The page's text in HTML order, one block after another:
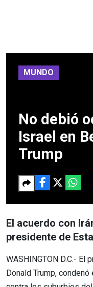
MUNDO
No debió
Israel en
Trump
El acuerdo con
presidente de
WASHINGTON D.C.- El
Donald Trump,